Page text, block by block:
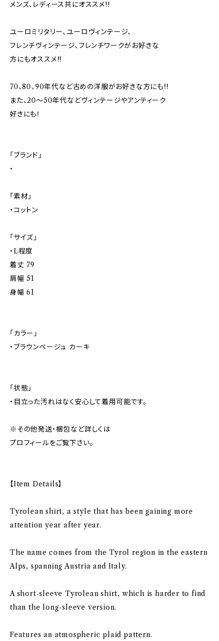
メンズ、レディース共にオススメ!!
ユーロミリタリー、ユーロヴィンテージ、
フレンチヴィンテージ、フレンチワークがお好きな
方にもオススメ!!
70、80、90年代など古めの洋服がお好きな方にも!!
また、20～50年代などヴィンテージやアンティーク
好きにも！
「ブランド」
・
「素材」
・コットン
「サイズ」
・L程度
着丈 79
肩幅 51
身幅 61
「カラー」
・ブラウンベージュ カーキ
「状態」
・目立った汚れはなく安心して着用可能です。
※その他発送・梱包など詳しくは
プロフィールをご覧下さい。
【Item Details】
Tyrolean shirt, a style that has been gaining more
attention year after year.
The name comes from the Tyrol region in the eastern
Alps, spanning Austria and Italy.
A short-sleeve Tyrolean shirt, which is harder to find
than the long-sleeve version.
Features an atmospheric plaid pattern.